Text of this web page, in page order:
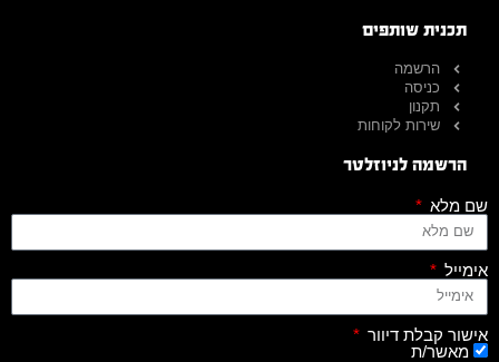
תכנית שותפים
הרשמה
כניסה
תקנון
שירות לקוחות
הרשמה לניוזלטר
שם מלא
אימייל
אישור קבלת דיוור
מאשר/ת